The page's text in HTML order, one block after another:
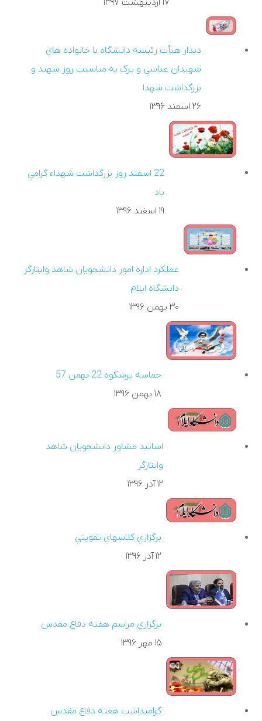
ديدار هيأت رئيسه دانشگاه با خانواده هاي
شهيدان عباسي و پرک به مناسبت روز شهيد و
بزرگداشت شهدا
۲۶ اسفند ۱۳۹۶
22 اسفند روز بزرگداشت شهداء گرامي
باد
۱۹ اسفند ۱۳۹۶
عملکرد اداره امور دانشجويان شاهد وايثارگر
دانشگاه ايلام
۳۰ بهمن ۱۳۹۶
حماسه پرشکوه 22 بهمن 57
۱۸ بهمن ۱۳۹۶
اساتيد مشاور دانشجويان شاهد
وايثارگر
۱۲ آذر ۱۳۹۶
برگزاري کلاسهاي تقويتي
۱۲ آذر ۱۳۹۶
برگزاري مراسم هفته دفاع مقدس
۱۵ مهر ۱۳۹۶
گراميداشت هفته دفاع مقدس